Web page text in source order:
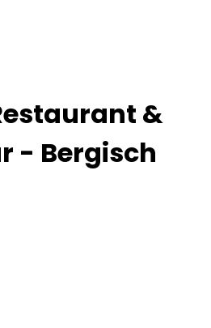
&
- Bergisch